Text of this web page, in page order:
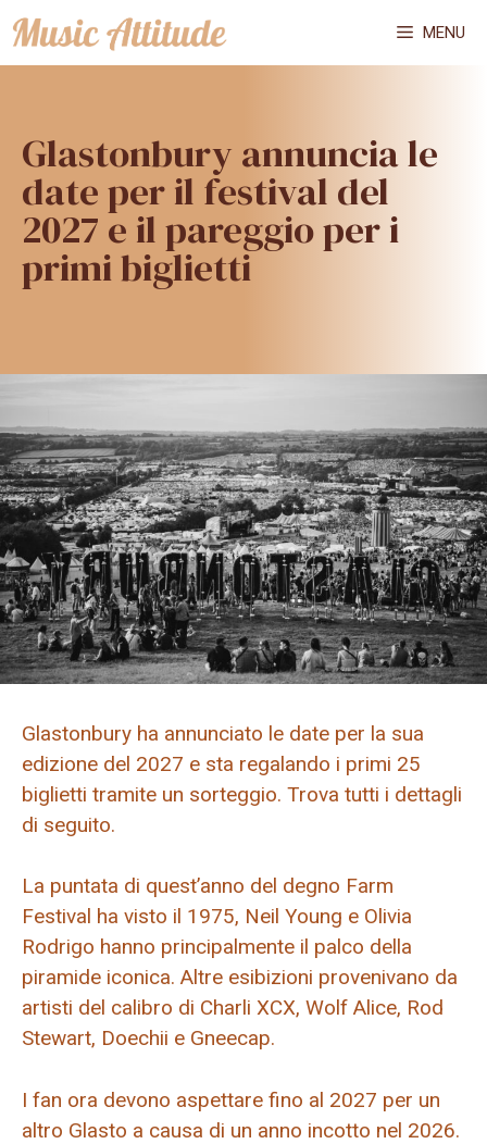
Vai
al
MENU
Glastonbury annuncia le
date per il festival del
2027 e il pareggio per i
primi biglietti
Glastonbury ha annunciato le date per la sua
edizione del 2027 e sta regalando i primi 25
biglietti tramite un sorteggio. Trova tutti i dettagli
di seguito.
La puntata di quest’anno del degno Farm
Festival ha visto il 1975, Neil Young e Olivia
Rodrigo hanno principalmente il palco della
piramide iconica. Altre esibizioni provenivano da
artisti del calibro di Charli XCX, Wolf Alice, Rod
Stewart, Doechii e Gneecap.
I fan ora devono aspettare fino al 2027 per un
altro Glasto a causa di un anno incotto nel 2026.